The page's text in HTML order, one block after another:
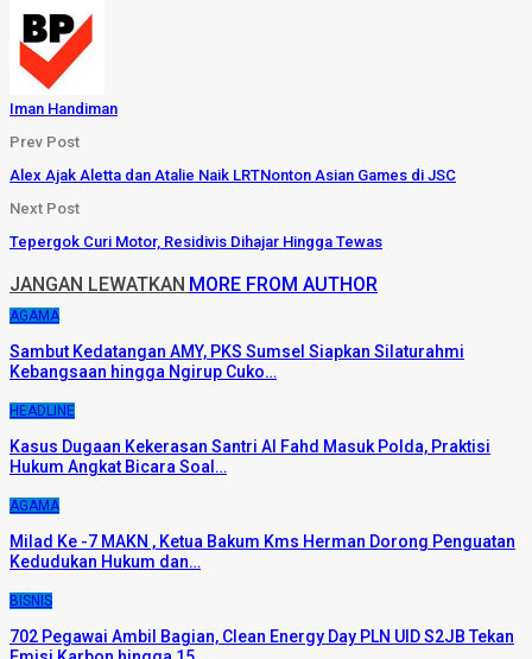
Iman Handiman
Prev Post
Alex Ajak Aletta dan Atalie Naik LRTNonton Asian Games di JSC
Next Post
Tepergok Curi Motor, Residivis Dihajar Hingga Tewas
JANGAN LEWATKAN MORE FROM AUTHOR
AGAMA
Sambut Kedatangan AMY, PKS Sumsel Siapkan Silaturahmi
Kebangsaan hingga Ngirup Cuko…
HEADLINE
Kasus Dugaan Kekerasan Santri Al Fahd Masuk Polda, Praktisi
Hukum Angkat Bicara Soal…
AGAMA
Milad Ke -7 MAKN , Ketua Bakum Kms Herman Dorong Penguatan
Kedudukan Hukum dan…
BISNIS
702 Pegawai Ambil Bagian, Clean Energy Day PLN UID S2JB Tekan